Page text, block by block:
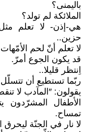
باليمنى؟
الملائكة لم تولد؟
هي-إذن- لا تعلم مثل
حزين..
لا تعلم أنّ لحم
قد يكون الجوع أمرّ.
اِنتظر قليلا..
ربّما تستطيع أن تتسلّل
يقولون: ″المآدب لا
الأطفال
تمساح.
لا نار في الجنّة ليحرق